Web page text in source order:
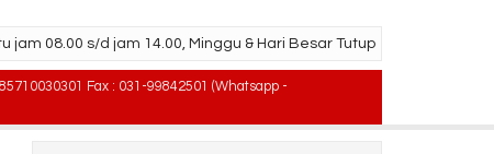
jam 08.00 s/d jam 14.00, Minggu & Hari Besar Tutup
Fax : 031-99842501 (Whatsapp -